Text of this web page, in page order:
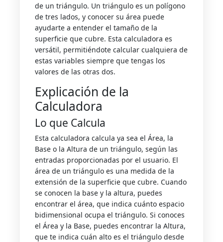
de un triángulo. Un triángulo es un polígono
de tres lados, y conocer su área puede
ayudarte a entender el tamaño de la
superficie que cubre. Esta calculadora es
versátil, permitiéndote calcular cualquiera de
estas variables siempre que tengas los
valores de las otras dos.
Explicación de la
Calculadora
Lo que Calcula
Esta calculadora calcula ya sea el Área, la
Base o la Altura de un triángulo, según las
entradas proporcionadas por el usuario. El
área de un triángulo es una medida de la
extensión de la superficie que cubre. Cuando
se conocen la base y la altura, puedes
encontrar el área, que indica cuánto espacio
bidimensional ocupa el triángulo. Si conoces
el Área y la Base, puedes encontrar la Altura,
que te indica cuán alto es el triángulo desde